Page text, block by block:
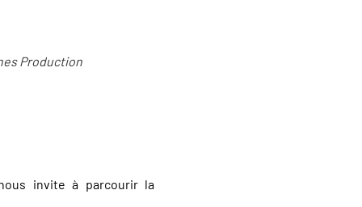
Production
invite à parcourir la